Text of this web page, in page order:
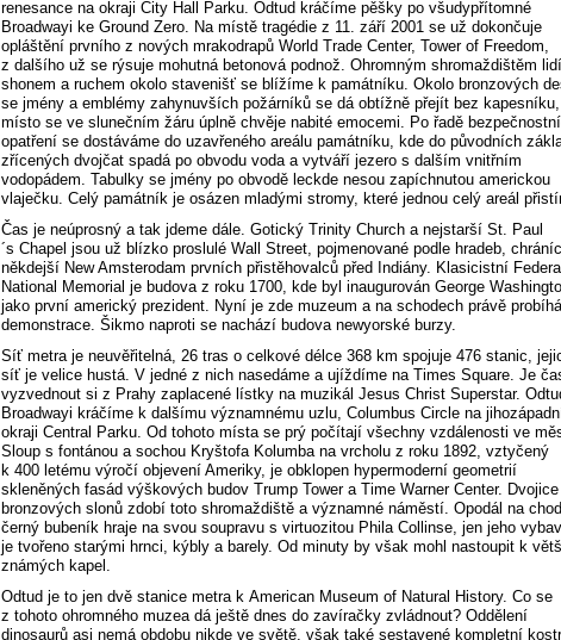
renesance na okraji City Hall Parku. Odtud kráčíme pěšky po všudypřítomné
Broadwayi ke Ground Zero. Na místě tragédie z 11. září 2001 se už dokončuje
opláštění prvního z nových mrakodrapů World Trade Center, Tower of Freedom,
z dalšího už se rýsuje mohutná betonová podnož. Ohromným shromaždištěm
shonem a ruchem okolo stavenišť se blížíme k památníku. Okolo bronzových
se jmény a emblémy zahynuvších požárníků se dá obtížně přejít bez kapesníku,
místo se ve slunečním žáru úplně chvěje nabité emocemi. Po řadě
opatření se dostáváme do uzavřeného areálu památníku, kde do původních
zřícených dvojčat spadá po obvodu voda a vytváří jezero s dalším vnitřním
vodopádem. Tabulky se jmény po obvodě leckde nesou zapíchnutou americkou
vlaječku. Celý památník je osázen mladými stromy, které jednou celý areál
Čas je neúprosný a tak jdeme dále. Gotický Trinity Church a nejstarší St. Paul
´s Chapel jsou už blízko proslulé Wall Street, pojmenované podle hradeb,
někdejší New Amsterodam prvních přistěhovalců před Indiány. Klasicistní
National Memorial je budova z roku 1700, kde byl inaugurován George
jako první americký prezident. Nyní je zde muzeum a na schodech právě probíhá
demonstrace. Šikmo naproti se nachází budova newyorské burzy.
Síť metra je neuvěřitelná, 26 tras o celkové délce 368 km spojuje 476 stanic,
síť je velice hustá. V jedné z nich nasedáme a ujíždíme na Times Square. Je
vyzvednout si z Prahy zaplacené lístky na muzikál Jesus Christ Superstar.
Broadwayi kráčíme k dalšímu významnému uzlu, Columbus Circle na
okraji Central Parku. Od tohoto místa se prý počítají všechny vzdálenosti ve
Sloup s fontánou a sochou Kryštofa Kolumba na vrcholu z roku 1892, vztyčený
k 400 letému výročí objevení Ameriky, je obklopen hypermoderní geometrií
skleněných fasád výškových budov Trump Tower a Time Warner Center. Dvojice
bronzových slonů zdobí toto shromaždiště a významné náměstí. Opodál na
černý bubeník hraje na svou soupravu s virtuozitou Phila Collinse, jen jeho
je tvořeno starými hrnci, kýbly a barely. Od minuty by však mohl nastoupit k
známých kapel.
Odtud je to jen dvě stanice metra k American Museum of Natural History. Co se
z tohoto ohromného muzea dá ještě dnes do zavíračky zvládnout? Oddělení
dinosaurů asi nemá obdobu nikde ve světě, však také sestavené kompletní